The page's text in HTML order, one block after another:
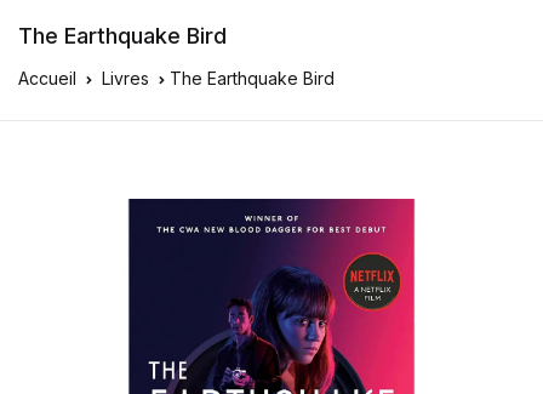
The Earthquake Bird
Accueil Livres The Earthquake Bird